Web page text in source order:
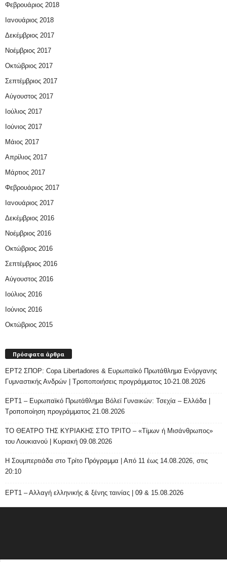
Φεβρουάριος 2018
Ιανουάριος 2018
Δεκέμβριος 2017
Νοέμβριος 2017
Οκτώβριος 2017
Σεπτέμβριος 2017
Αύγουστος 2017
Ιούλιος 2017
Ιούνιος 2017
Μάιος 2017
Απρίλιος 2017
Μάρτιος 2017
Φεβρουάριος 2017
Ιανουάριος 2017
Δεκέμβριος 2016
Νοέμβριος 2016
Οκτώβριος 2016
Σεπτέμβριος 2016
Αύγουστος 2016
Ιούλιος 2016
Ιούνιος 2016
Οκτώβριος 2015
Πρόσφατα άρθρα
ΕΡΤ2 ΣΠΟΡ: Copa Libertadores & Ευρωπαϊκό Πρωτάθλημα Ενόργανης
Γυμναστικής Ανδρών | Τροποποιήσεις προγράμματος 10-21.08.2026
ΕΡΤ1 – Ευρωπαϊκό Πρωτάθλημα Βόλεϊ Γυναικών: Τσεχία – Ελλάδα |
Τροποποίηση προγράμματος 21.08.2026
ΤΟ ΘΕΑΤΡΟ ΤΗΣ ΚΥΡΙΑΚΗΣ ΣΤΟ ΤΡΙΤΟ – «Τίμων ή Μισάνθρωπος»
του Λουκιανού | Κυριακή 09.08.2026
H Σουμπερτιάδα στο Τρίτο Πρόγραμμα | Από 11 έως 14.08.2026, στις
20:10
ΕΡΤ1 – Αλλαγή ελληνικής & ξένης ταινίας | 09 & 15.08.2026